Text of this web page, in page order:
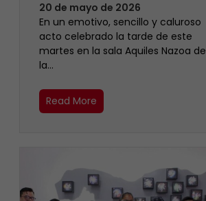
20 de mayo de 2026
En un emotivo, sencillo y caluroso
acto celebrado la tarde de este
martes en la sala Aquiles Nazoa de
la…
Read More